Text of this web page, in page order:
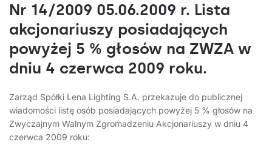
Nr 14/2009 05.06.2009 r. Lista
akcjonariuszy posiadających
powyżej 5 % głosów na ZWZA w
dniu 4 czerwca 2009 roku.
Zarząd Spółki Lena Lighting S.A. przekazuje do publicznej
wiadomości listę osób posiadających powyżej 5 % głosów na
Zwyczajnym Walnym Zgromadzeniu Akcjonariuszy w dniu 4
czerwca 2009 roku: